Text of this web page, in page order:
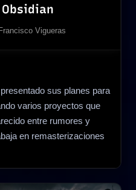
Francisco Vigueras
sus planes para
varios proyectos que
entre rumores y
en remasterizaciones